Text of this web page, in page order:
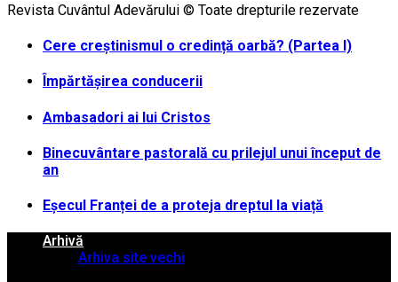
Revista Cuvântul Adevărului © Toate drepturile rezervate
Cere creștinismul o credință oarbă? (Partea I)
Împărtășirea conducerii
Ambasadori ai lui Cristos
Binecuvântare pastorală cu prilejul unui început de
an
Eșecul Franței de a proteja dreptul la viață
Arhivă
Arhiva site vechi